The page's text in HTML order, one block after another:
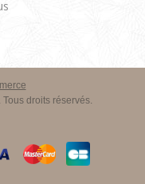
droits réservés.